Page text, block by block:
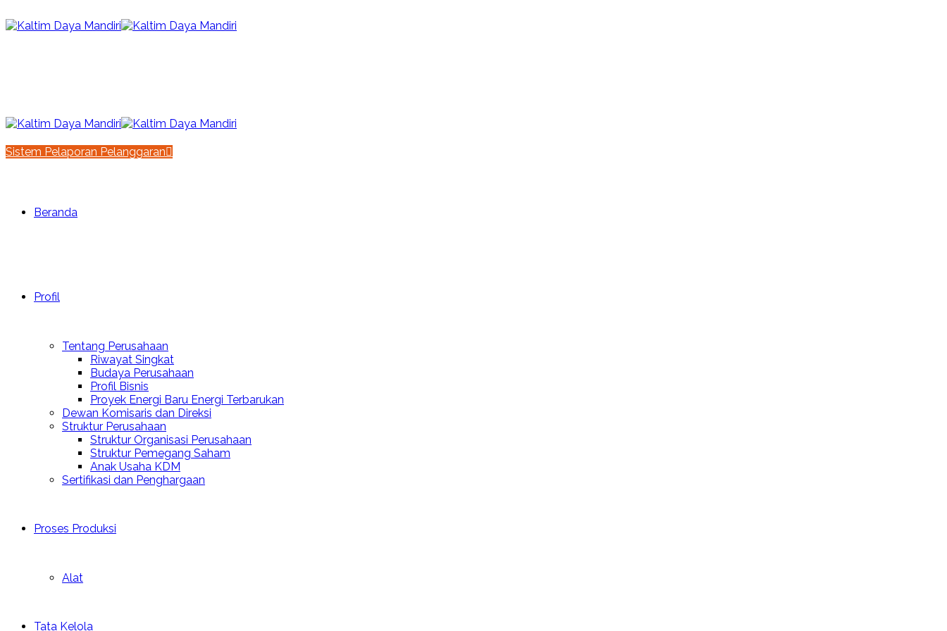
Sistem Pelaporan Pelanggaran
Beranda
Profil
Tentang Perusahaan
Riwayat Singkat
Budaya Perusahaan
Profil Bisnis
Proyek Energi Baru Energi Terbarukan
Dewan Komisaris dan Direksi
Struktur Perusahaan
Struktur Organisasi Perusahaan
Struktur Pemegang Saham
Anak Usaha KDM
Sertifikasi dan Penghargaan
Proses Produksi
Alat
Tata Kelola